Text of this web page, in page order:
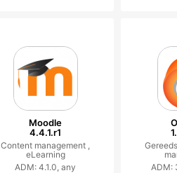
Moodle
4.4.1.r1
Content management ,
eLearning
ADM: 4.1.0, any
ADM: